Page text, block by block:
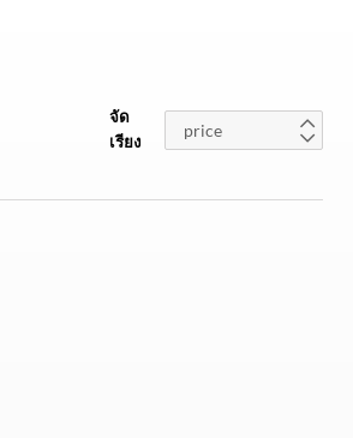
จัด
เรียง
price